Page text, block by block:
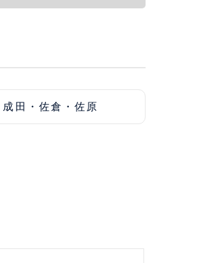
成田・佐倉・佐原